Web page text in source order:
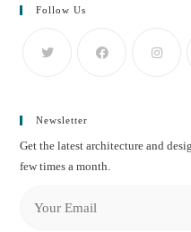
Follow Us
Newsletter
Get the latest architecture and
few times a month.